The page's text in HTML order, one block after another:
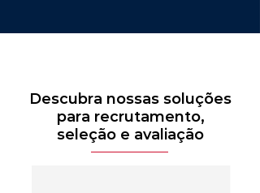
Descubra nossas soluções
para recrutamento,
seleção e avaliação